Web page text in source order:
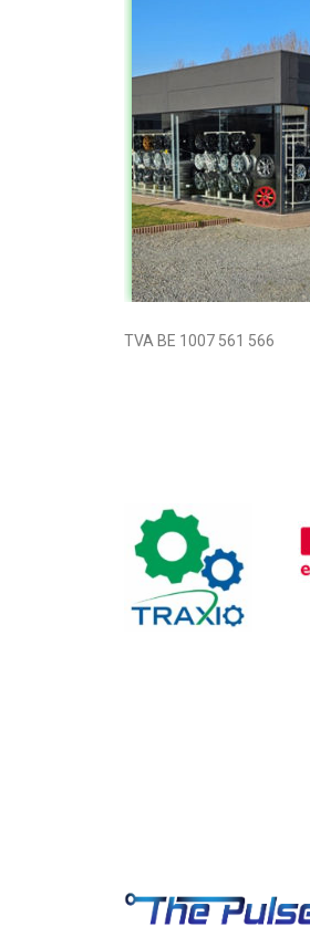
TVA BE 1007 561 566